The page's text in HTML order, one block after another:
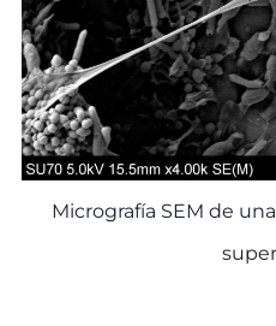
Micrografía SEM de